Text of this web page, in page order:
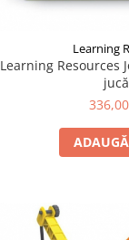
Learning
Learning Resources